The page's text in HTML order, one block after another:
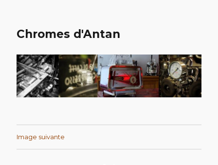
Chromes d'Antan
Image suivante